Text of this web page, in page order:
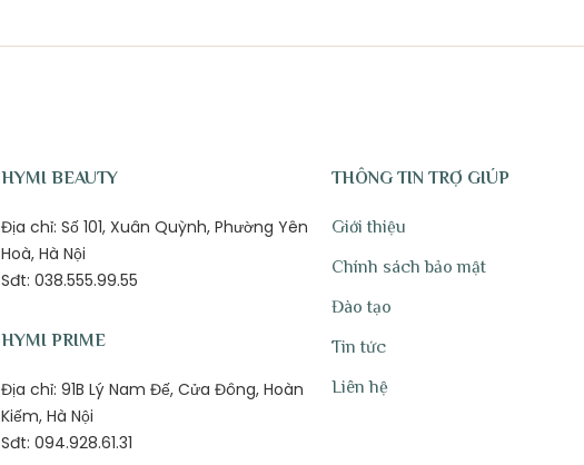
HYMI BEAUTY
Địa chỉ: Số 101, Xuân Quỳnh, Phường Yên
Hoà, Hà Nội
Sđt: 038.555.99.55
HYMI PRIME
Địa chỉ: 91B Lý Nam Đế, Cửa Đông, Hoàn
Kiếm, Hà Nội
Sđt: 094.928.61.31
THÔNG TIN TRỢ GIÚP
Giới thiệu
Chính sách bảo mật
Đào tạo
Tin tức
Liên hệ